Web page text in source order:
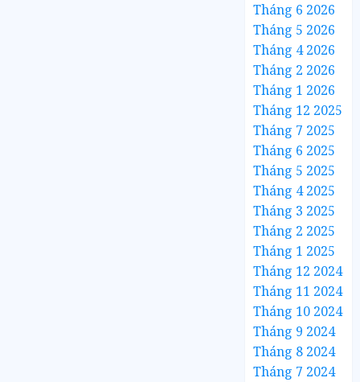
Tháng 6 2026
Tháng 5 2026
Tháng 4 2026
Tháng 2 2026
Tháng 1 2026
Tháng 12 2025
Tháng 7 2025
Tháng 6 2025
Tháng 5 2025
Tháng 4 2025
Tháng 3 2025
Tháng 2 2025
Tháng 1 2025
Tháng 12 2024
Tháng 11 2024
Tháng 10 2024
Tháng 9 2024
Tháng 8 2024
Tháng 7 2024